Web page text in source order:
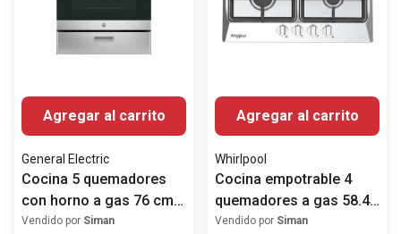
Agregar al carrito
General Electric
Cocina 5 quemadores
con horno a gas 76 cm
(30") JGBS66REKSS
Vendido por Siman
Agregar al carrito
Whirlpool
Cocina empotrable 4
quemadores a gas 58.4
cm (24") WP2420S
Vendido por Siman